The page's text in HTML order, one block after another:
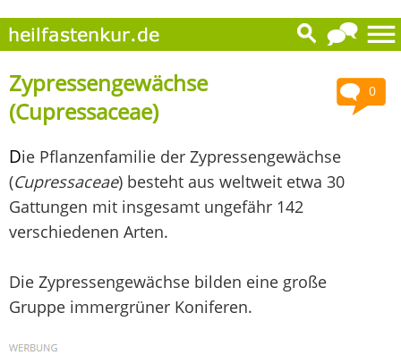
0
Zypressengewächse
(Cupressaceae)
Die Pflanzenfamilie der Zypressengewächse
(Cupressaceae) besteht aus weltweit etwa 30
Gattungen mit insgesamt ungefähr 142
verschiedenen Arten.
Die Zypressengewächse bilden eine große
Gruppe immergrüner Koniferen.